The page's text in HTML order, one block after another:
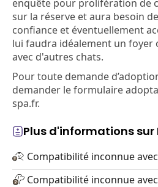
enquête pour prolifération de
sur la réserve et aura besoin
confiance et éventuellement
lui faudra idéalement un foyer
avec d'autres chats.
Pour toute demande
demander le formulaire
spa.fr.
Plus d'informations sur
Compatibilité inconnue
Compatibilité inconnue